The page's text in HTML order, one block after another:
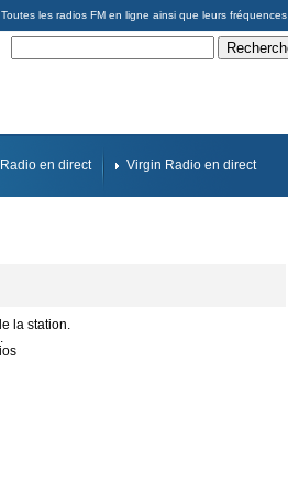
Toutes les radios FM en ligne ainsi que leurs fréquences
en direct Virgin Radio en direct
la station.